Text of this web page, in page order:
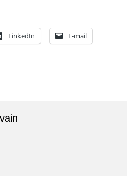
LinkedIn E-mail